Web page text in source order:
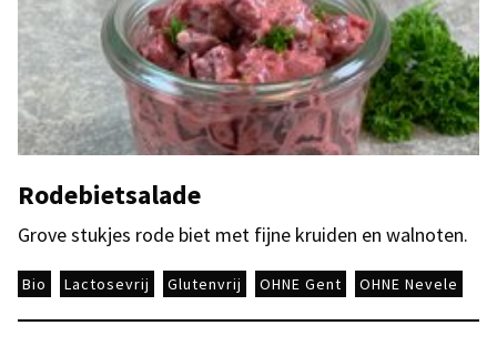
Rodebietsalade
Grove stukjes rode biet met fijne kruiden en walnoten.
Bio Lactosevrij Glutenvrij OHNE Gent OHNE Nevele